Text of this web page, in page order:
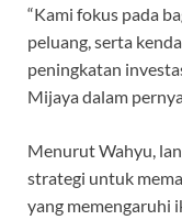
“Kami fokus pada
peluang, serta
peningkatan
Mijaya dalam
Menurut Wahyu,
strategi untuk
yang memengaruhi